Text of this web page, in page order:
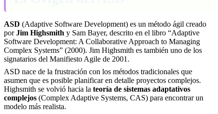
ASD (Adaptive Software Development) es un método ágil creado
porJim Highsmith y Sam Bayer, descrito en el libro “Adaptive
Software Development: A Collaborative Approach to Managing
Complex Systems” (2000). Jim Highsmith es también uno de los
signatarios del Manifiesto Agile de 2001.
ASD nace de la frustración con los métodos tradicionales que
asumen que es posible planificar en detalle proyectos complejos.
Highsmith se volvió hacia la teoría de sistemas adaptativos
complejos (Complex Adaptive Systems, CAS) para encontrar un
modelo más realista.